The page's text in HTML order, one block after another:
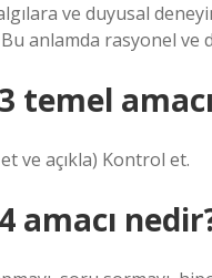
ve duyusal
anlamda rasyonel ve
temel
ve açıkla) Kontrol et.
amacı